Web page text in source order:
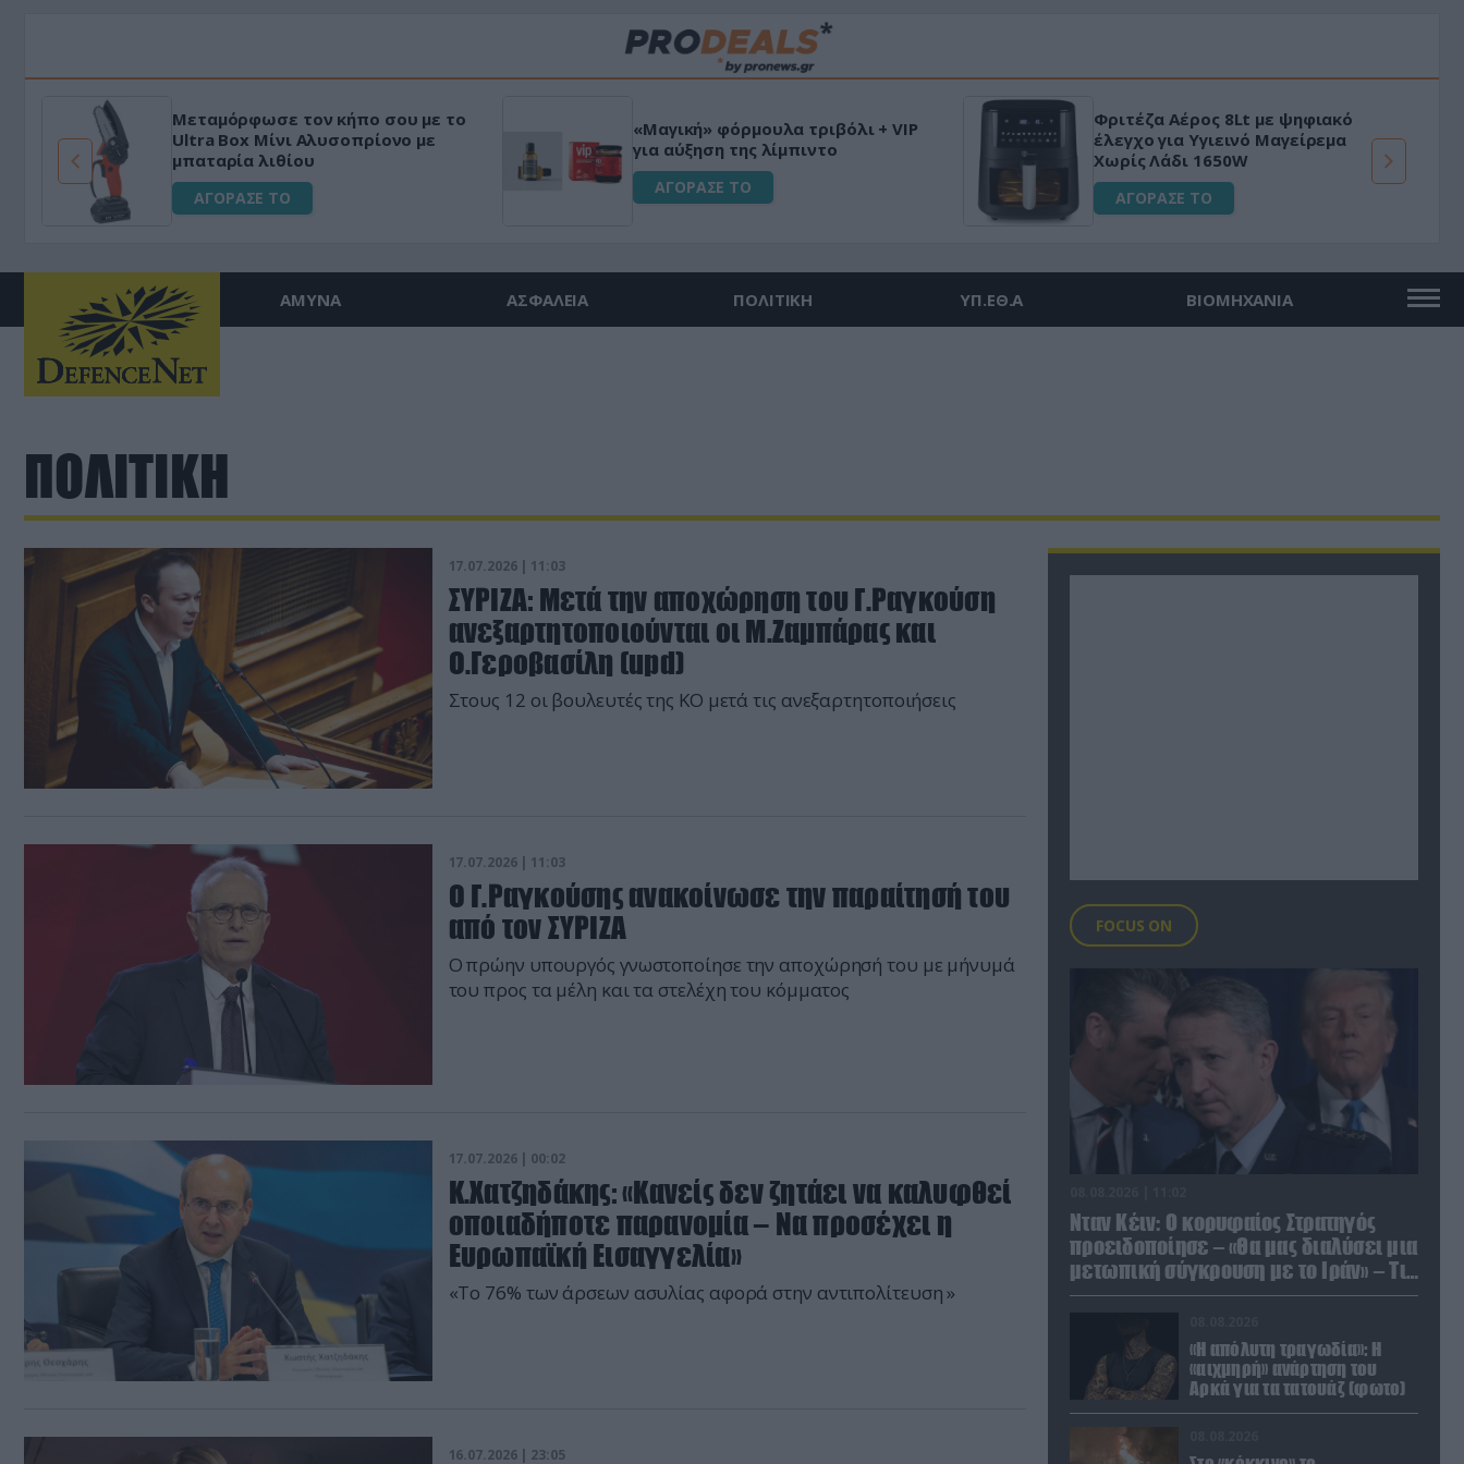
Μεταμόρφωσε τον κήπο σου με το
Ultra Box Μίνι Αλυσοπρίονο με
μπαταρία λιθίου
ΑΓΟΡΑΣΕ ΤΟ
«Μαγική» φόρμουλα τριβόλι + VIP
για αύξηση της λίμπιντο
ΑΓΟΡΑΣΕ ΤΟ
Φριτέζα Αέρος 8Lt με ψηφιακό
έλεγχο για Υγιεινό Μαγείρεμα
Χωρίς Λάδι 1650W
ΑΓΟΡΑΣΕ ΤΟ
ΑΜΥΝΑ ΑΣΦΑΛΕΙΑ ΠΟΛΙΤΙΚΗ ΥΠ.ΕΘ.Α ΒΙΟΜΗΧΑΝΙΑ
ΠΟΛΙΤΙΚΗ
17.07.2026 | 11:03
ΣΥΡΙΖΑ: Μετά την αποχώρηση του Γ.Ραγκούση
ανεξαρτητοποιούνται οι Μ.Ζαμπάρας και
Ο.Γεροβασίλη (upd)
Στους 12 οι βουλευτές της ΚΟ μετά τις ανεξαρτητοποιήσεις
17.07.2026 | 11:03
Ο Γ.Ραγκούσης ανακοίνωσε την παραίτησή του
από τον ΣΥΡΙΖΑ
Ο πρώην υπουργός γνωστοποίησε την αποχώρησή του με μήνυμά
του προς τα μέλη και τα στελέχη του κόμματος
17.07.2026 | 00:02
Κ.Χατζηδάκης: «Κανείς δεν ζητάει να καλυφθεί
οποιαδήποτε παρανομία – Να προσέχει η
Ευρωπαϊκή Εισαγγελία»
«Το 76% των άρσεων ασυλίας αφορά στην αντιπολίτευση »
16.07.2026 | 23:05
FOCUS ON
Νταν Κέιν: Ο κορυφαίος Στρατηγός
προειδοποίησε – «Θα μας διαλύσει μια
μετωπική σύγκρουση με το Ιράν» – Τι
πρότεινε
«Η απόλυτη τραγωδία»: Η
«αιχμηρή» ανάρτηση του
Αρκά για τα τατουάζ (φωτο)